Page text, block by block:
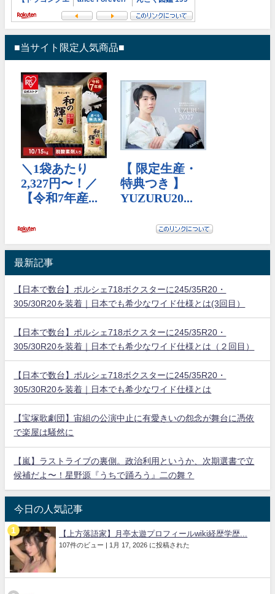
■当サイト限定人気商品■
最新記事
【日本で数台】ポルシェ718ボクスターに245/35R20・
305/30R20を装着｜日本でも希少なワイド仕様とは(3回目）
【日本で数台】ポルシェ718ボクスターに245/35R20・
305/30R20を装着｜日本でも希少なワイド仕様とは（２回目）
【日本で数台】ポルシェ718ボクスターに245/35R20・
305/30R20を装着｜日本でも希少なワイド仕様とは
【宝塚歌劇団】宙組の公演中止に有愛きいの怨念が舞台に憑依
で楽屋は騒然に
【嵐】ラストライブの裏側。政治利用というか、次期選書で立
候補だよ〜！星野源『うちで踊ろう』二の舞？
今日の人気記事
【上方落語家】月亭太遊プロフィールwiki経歴学歴...
107件のビュー | 1月 17, 2026 に投稿された